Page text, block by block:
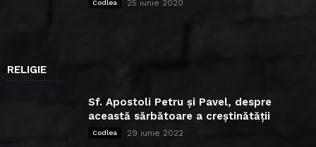
Codlea 25 iunie 2020
RELIGIE
Sf. Apostoli Petru și Pavel, despre
această sărbătoare a creștinătății
Codlea 29 iunie 2022